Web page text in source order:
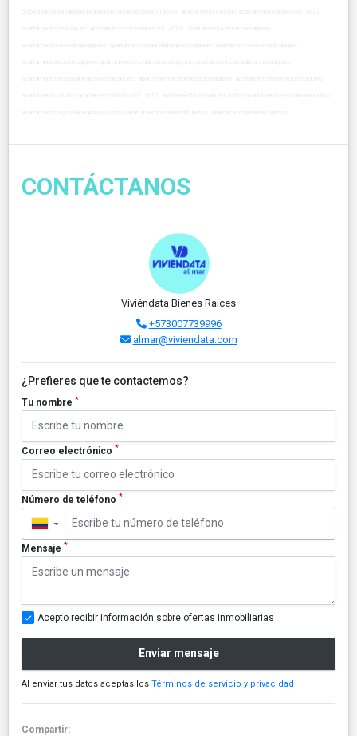
CONTÁCTANOS
Viviéndata Bienes Raíces
+573007739996
almar@viviendata.com
¿Prefieres que te contactemos?
Tu nombre *
Correo electrónico *
Número de teléfono *
▼
Mensaje *
Acepto recibir información sobre ofertas inmobiliarias
Enviar mensaje
Al enviar tus datos aceptas los Términos de servicio y privacidad
Compartir: